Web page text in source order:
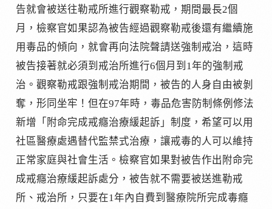
告就會被送往勒戒所進行觀察勒戒，期間最長2個
月，檢察官如果認為被告經過觀察勒戒後還有繼續施
用毒品的傾向，就會再向法院聲請送強制戒治，這時
被告接著就必須到戒治所進行6個月到1年的強制戒
治。觀察勒戒跟強制戒治期間，被告的人身自由被剝
奪，形同坐牢！但在97年時，毒品危害防制條例修法
新增「附命完成戒癮治療緩起訴」制度，希望可以用
社區醫療處遇替代監禁式治療，讓戒毒的人可以維持
正常家庭與社會生活。檢察官如果對被告作出附命完
成戒癮治療緩起訴處分，被告就不需要被送進勒戒
所、戒治所，只要在1年內自費到醫療院所完成毒癮